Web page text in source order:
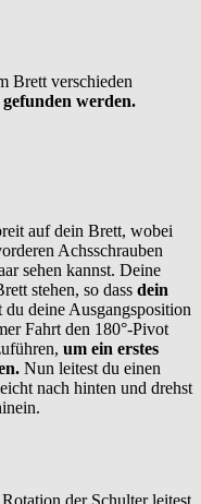
Brett verschieden
werden.
auf dein Brett, wobei
Achsschrauben
sehen kannst. Deine
stehen, so dass dein
du deine Ausgangsposition
Fahrt den 180°-Pivot
um ein erstes
Nun leitest du einen
nach hinten und drehst
der Schulter leitest